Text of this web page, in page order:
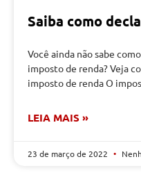
Saiba como
Você ainda não sabe
imposto de renda? Veja
imposto de renda O
LEIA MAIS »
23 de março de 2022